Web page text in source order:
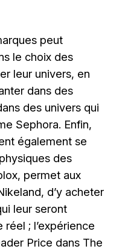
peut
le choix des
leur univers, en
dans des
des univers qui
Sephora. Enfin,
également se
des
permet aux
d’y acheter
leur seront
; l’expérience
Price dans The